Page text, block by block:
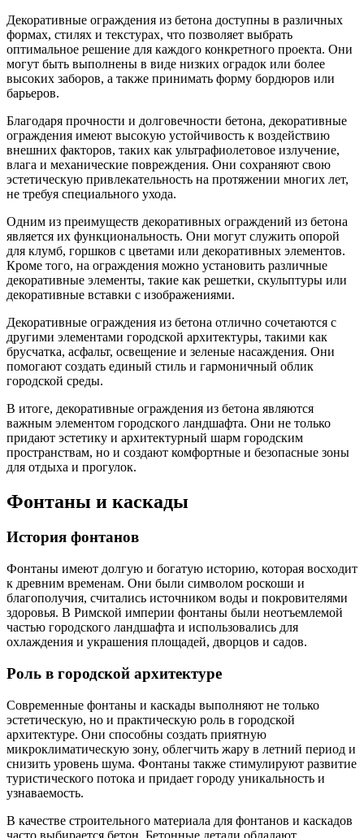
Декоративные ограждения из бетона доступны в различных
формах, стилях и текстурах, что позволяет выбрать
оптимальное решение для каждого конкретного проекта. Они
могут быть выполнены в виде низких оградок или более
высоких заборов, а также принимать форму бордюров или
барьеров.
Благодаря прочности и долговечности бетона, декоративные
ограждения имеют высокую устойчивость к воздействию
внешних факторов, таких как ультрафиолетовое излучение,
влага и механические повреждения. Они сохраняют свою
эстетическую привлекательность на протяжении многих лет,
не требуя специального ухода.
Одним из преимуществ декоративных ограждений из бетона
является их функциональность. Они могут служить опорой
для клумб, горшков с цветами или декоративных элементов.
Кроме того, на ограждения можно установить различные
декоративные элементы, такие как решетки, скульптуры или
декоративные вставки с изображениями.
Декоративные ограждения из бетона отлично сочетаются с
другими элементами городской архитектуры, такими как
брусчатка, асфальт, освещение и зеленые насаждения. Они
помогают создать единый стиль и гармоничный облик
городской среды.
В итоге, декоративные ограждения из бетона являются
важным элементом городского ландшафта. Они не только
придают эстетику и архитектурный шарм городским
пространствам, но и создают комфортные и безопасные зоны
для отдыха и прогулок.
Фонтаны и каскады
История фонтанов
Фонтаны имеют долгую и богатую историю, которая восходит
к древним временам. Они были символом роскоши и
благополучия, считались источником воды и покровителями
здоровья. В Римской империи фонтаны были неотъемлемой
частью городского ландшафта и использовались для
охлаждения и украшения площадей, дворцов и садов.
Роль в городской архитектуре
Современные фонтаны и каскады выполняют не только
эстетическую, но и практическую роль в городской
архитектуре. Они способны создать приятную
микроклиматическую зону, облегчить жару в летний период и
снизить уровень шума. Фонтаны также стимулируют развитие
туристического потока и придает городу уникальность и
узнаваемость.
В качестве строительного материала для фонтанов и каскадов
часто выбирается бетон. Бетонные детали обладают